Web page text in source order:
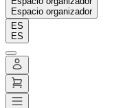
Espacio organizador
ES
ES